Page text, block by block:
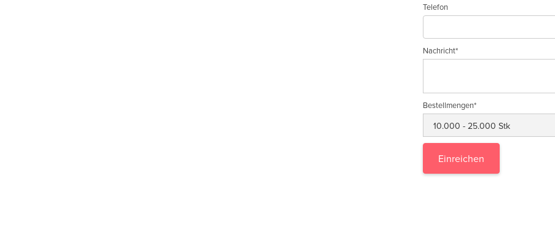
Telefon
Nachricht*
Bestellmengen*